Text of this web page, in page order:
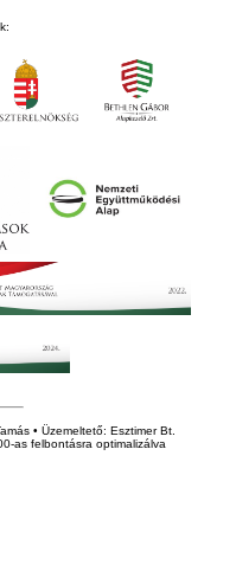
• Üzemeltető: Esztimer Bt.
as felbontásra optimalizálva